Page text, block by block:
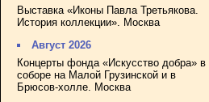
Выставка «Иконы Павла Третьякова.
История коллекции». Москва
Август 2026
Концерты фонда «Искусство добра» в
соборе на Малой Грузинской и в
Брюсов-холле. Москва